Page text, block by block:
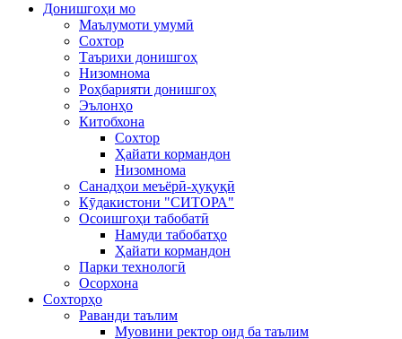
Донишгоҳи мо
Маълумоти умумӣ
Сохтор
Таърихи донишгоҳ
Низомнома
Роҳбарияти донишгоҳ
Эълонҳо
Китобхона
Сохтор
Ҳайати кормандон
Низомнома
Санадҳои меъёрӣ-ҳуқуқӣ
Кӯдакистони "СИТОРА"
Осоишгоҳи табобатӣ
Намуди табобатҳо
Ҳайати кормандон
Парки технологӣ
Осорхона
Сохторҳо
Раванди таълим
Муовини ректор оид ба таълим